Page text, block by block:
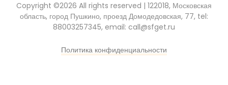
Copyright ©2026 All rights reserved | 122018, Московская
область, город Пушкино, проезд Домодедовская, 77, tel:
88003257345, email: call@sfget.ru
Политика конфиденциальности